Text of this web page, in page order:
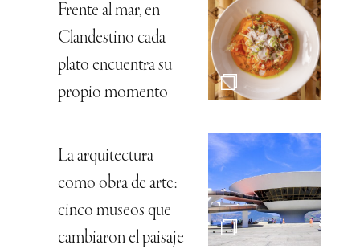
Frente al mar, en
Clandestino cada
plato encuentra su
propio momento
La arquitectura
como obra de arte:
cinco museos que
cambiaron el paisaje